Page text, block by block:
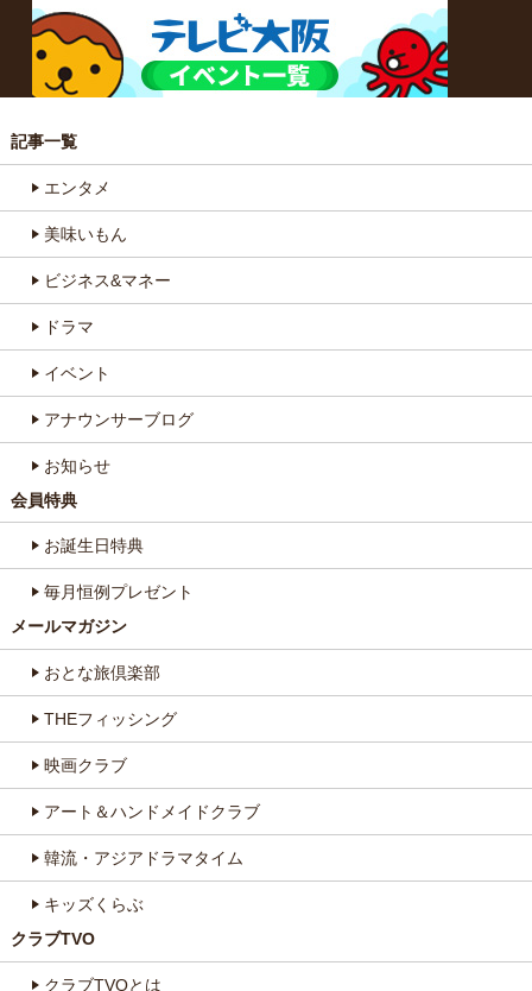
記事一覧
エンタメ
美味いもん
ビジネス&マネー
ドラマ
イベント
アナウンサーブログ
お知らせ
会員特典
お誕生日特典
毎月恒例プレゼント
メールマガジン
おとな旅倶楽部
THEフィッシング
映画クラブ
アート＆ハンドメイドクラブ
韓流・アジアドラマタイム
キッズくらぶ
クラブTVO
クラブTVOとは